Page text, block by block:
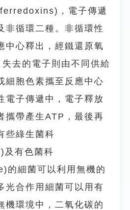
，電子傳遞
非循環二種。非循環性
中心釋出，經鐵還原氧
去的電子則由不同供給
細胞色素攜至反應中心
電子傳遞中，電子釋放
攜帶產生ATP，最後再
些綠生菌科
有色菌科
細菌可以利用無機的
光合作用細菌可以用有
機環境中，二氧化碳的